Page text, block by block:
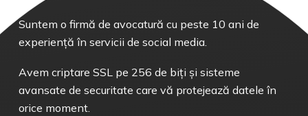
Suntem o firmă de avocatură cu peste 10 ani de
experiență în servicii de social media.
Avem criptare SSL pe 256 de biți și sisteme
avansate de securitate care vă protejează datele în
orice moment.